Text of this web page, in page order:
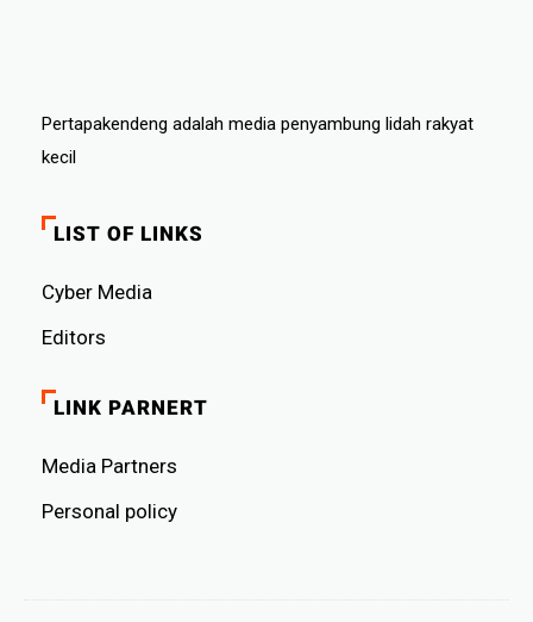
Pertapakendeng adalah media penyambung lidah rakyat
kecil
LIST OF LINKS
Cyber ​​Media
Editors
LINK PARNERT
Media Partners
Personal policy